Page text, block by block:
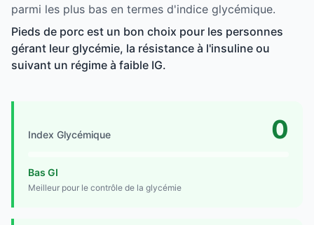
parmi les plus bas en termes d'indice glycémique.
Pieds de porc est un bon choix pour les personnes
gérant leur glycémie, la résistance à l'insuline ou
suivant un régime à faible IG.
Index Glycémique 0
Bas GI
Meilleur pour le contrôle de la glycémie